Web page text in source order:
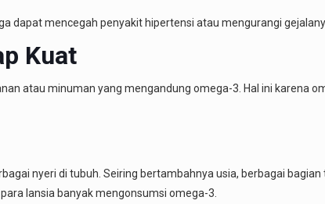
dapat mencegah penyakit hipertensi atau mengurangi
Kuat
atau minuman yang mengandung omega-3. Hal ini karena
nyeri di tubuh. Seiring bertambahnya usia, berbagai
lansia banyak mengonsumsi omega-3.